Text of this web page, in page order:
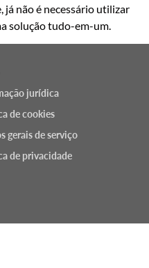
já não é necessário utilizar
solução tudo-em-um.
jurídica
de cookies
gerais de serviço
de privacidade